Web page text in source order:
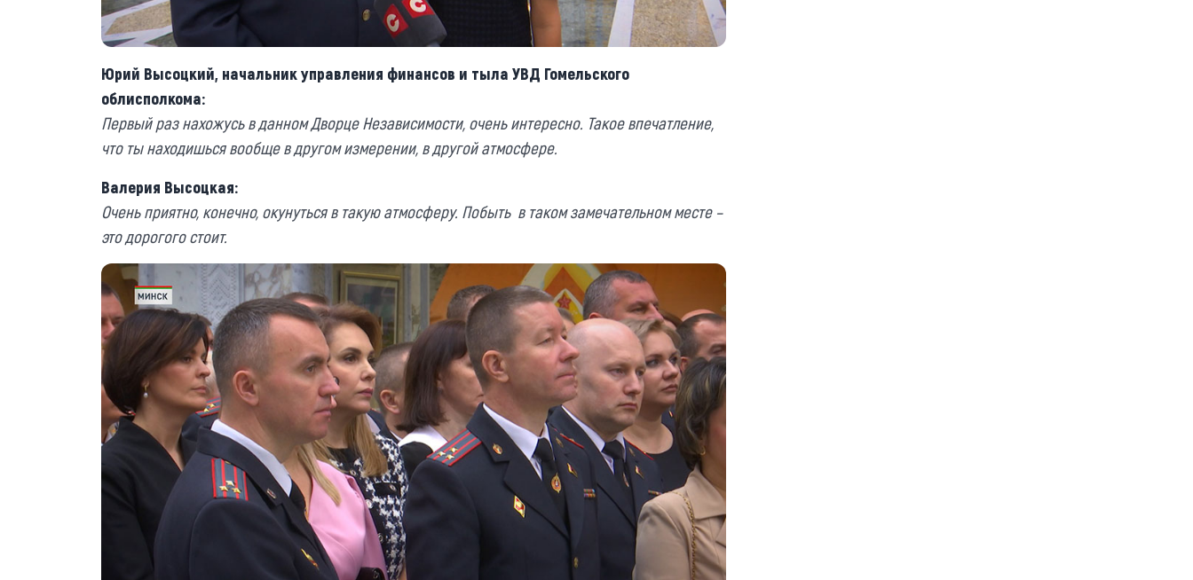
Юрий Высоцкий, начальник управления финансов и тыла УВД Гомельского
облисполкома:
Первый раз нахожусь в данном Дворце Независимости, очень интересно. Такое впечатление,
что ты находишься вообще в другом измерении, в другой атмосфере.
Валерия Высоцкая:
Очень приятно, конечно, окунуться в такую атмосферу. Побыть в таком замечательном месте –
это дорогого стоит.